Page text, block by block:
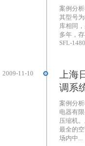
案例分
其型号
库相同
多年，
SFL-
2009-11-10
上海
调系
案例分
电器有
压缩机
最全的
场内中...